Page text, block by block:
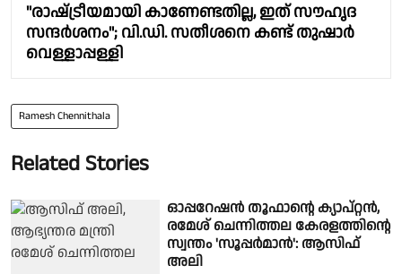
"രാഷ്‌ട്രീയമായി കാണേണ്ടതില്ല, ഇത് സൗഹൃദ
സന്ദർശനം"; വി.ഡി. സതീശനെ കണ്ട് തുഷാർ
വെള്ളാപ്പള്ളി
Ramesh Chennithala
Related Stories
ഓപ്പറേഷൻ തൂഫാന്റെ ക്യാപ്റ്റൻ,
രമേശ് ചെന്നിത്തല കേരളത്തിന്റെ
സ്വന്തം 'സൂപ്പർമാൻ': ആസിഫ്
അലി